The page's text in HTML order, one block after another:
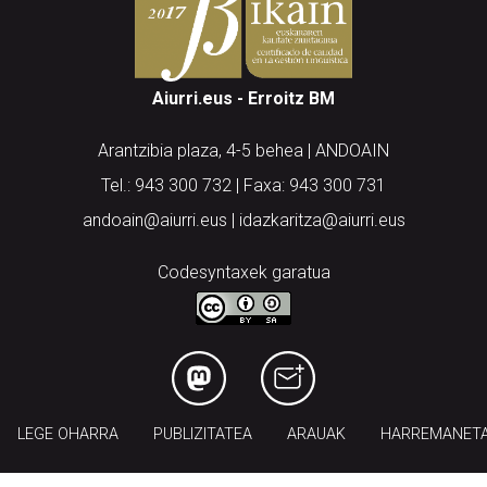
Aiurri.eus - Erroitz BM
Arantzibia plaza, 4-5 behea | ANDOAIN
Tel.: 943 300 732 | Faxa: 943 300 731
andoain@aiurri.eus | idazkaritza@aiurri.eus
Codesyntaxek garatua
LEGE OHARRA PUBLIZITATEA ARAUAK